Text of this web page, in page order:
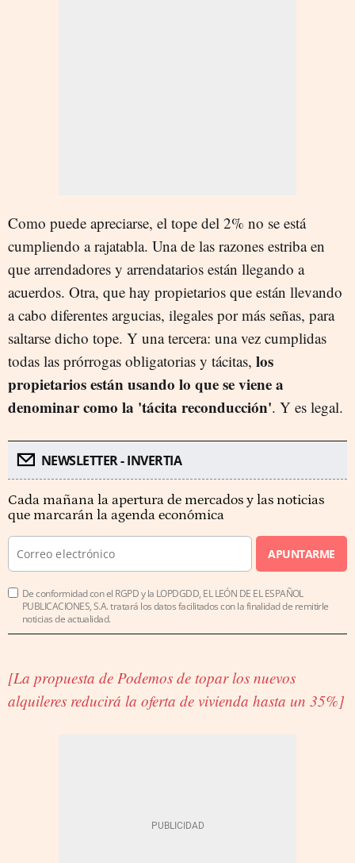
Como puede apreciarse, el tope del 2% no se está
cumpliendo a rajatabla. Una de las razones estriba en
que arrendadores y arrendatarios están llegando a
acuerdos. Otra, que hay propietarios que están llevando
a cabo diferentes argucias, ilegales por más señas, para
saltarse dicho tope. Y una tercera: una vez cumplidas
todas las prórrogas obligatorias y tácitas, los
propietarios están usando lo que se viene a
denominar como la 'tácita reconducción'. Y es legal.
NEWSLETTER - INVERTIA
Cada mañana la apertura de mercados y las noticias
que marcarán la agenda económica
APUNTARME
De conformidad con el RGPD y la LOPDGDD, EL LEÓN DE EL ESPAÑOL
PUBLICACIONES, S.A. tratará los datos facilitados con la finalidad de remitirle
noticias de actualidad.
[La propuesta de Podemos de topar los nuevos
alquileres reducirá la oferta de vivienda hasta un 35%]